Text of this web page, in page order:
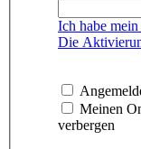
Ich habe mein
Die
Meinen
verbergen